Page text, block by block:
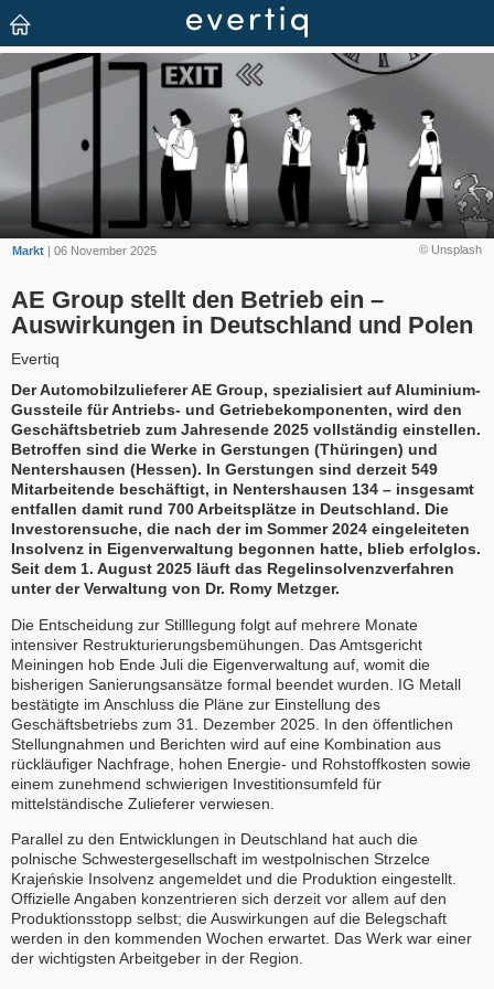
© Unsplash
Markt | 06 November 2025
AE Group stellt den Betrieb ein –
Auswirkungen in Deutschland und Polen
Evertiq
Der Automobilzulieferer AE Group, spezialisiert auf Aluminium-
Gussteile für Antriebs- und Getriebekomponenten, wird den
Geschäftsbetrieb zum Jahresende 2025 vollständig einstellen.
Betroffen sind die Werke in Gerstungen (Thüringen) und
Nentershausen (Hessen). In Gerstungen sind derzeit 549
Mitarbeitende beschäftigt, in Nentershausen 134 – insgesamt
entfallen damit rund 700 Arbeitsplätze in Deutschland. Die
Investorensuche, die nach der im Sommer 2024 eingeleiteten
Insolvenz in Eigenverwaltung begonnen hatte, blieb erfolglos.
Seit dem 1. August 2025 läuft das Regelinsolvenzverfahren
unter der Verwaltung von Dr. Romy Metzger.
Die Entscheidung zur Stilllegung folgt auf mehrere Monate
intensiver Restrukturierungsbemühungen. Das Amtsgericht
Meiningen hob Ende Juli die Eigenverwaltung auf, womit die
bisherigen Sanierungsansätze formal beendet wurden. IG Metall
bestätigte im Anschluss die Pläne zur Einstellung des
Geschäftsbetriebs zum 31. Dezember 2025. In den öffentlichen
Stellungnahmen und Berichten wird auf eine Kombination aus
rückläufiger Nachfrage, hohen Energie- und Rohstoffkosten sowie
einem zunehmend schwierigen Investitionsumfeld für
mittelständische Zulieferer verwiesen.
Parallel zu den Entwicklungen in Deutschland hat auch die
polnische Schwestergesellschaft im westpolnischen Strzelce
Krajeńskie Insolvenz angemeldet und die Produktion eingestellt.
Offizielle Angaben konzentrieren sich derzeit vor allem auf den
Produktionsstopp selbst; die Auswirkungen auf die Belegschaft
werden in den kommenden Wochen erwartet. Das Werk war einer
der wichtigsten Arbeitgeber in der Region.